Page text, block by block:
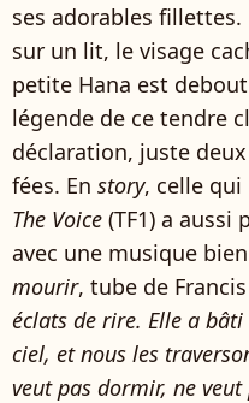
ses adorables fillettes.
sur un lit, le visage
petite Hana est
légende de ce tendre
déclaration, juste
fées. En story, celle
The Voice (TF1) a
avec une musique
mourir, tube de
éclats de rire. Elle a
ciel, et nous les
veut pas dormir, ne